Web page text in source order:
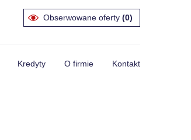
Obserwowane oferty (0)
Kredyty O firmie Kontakt